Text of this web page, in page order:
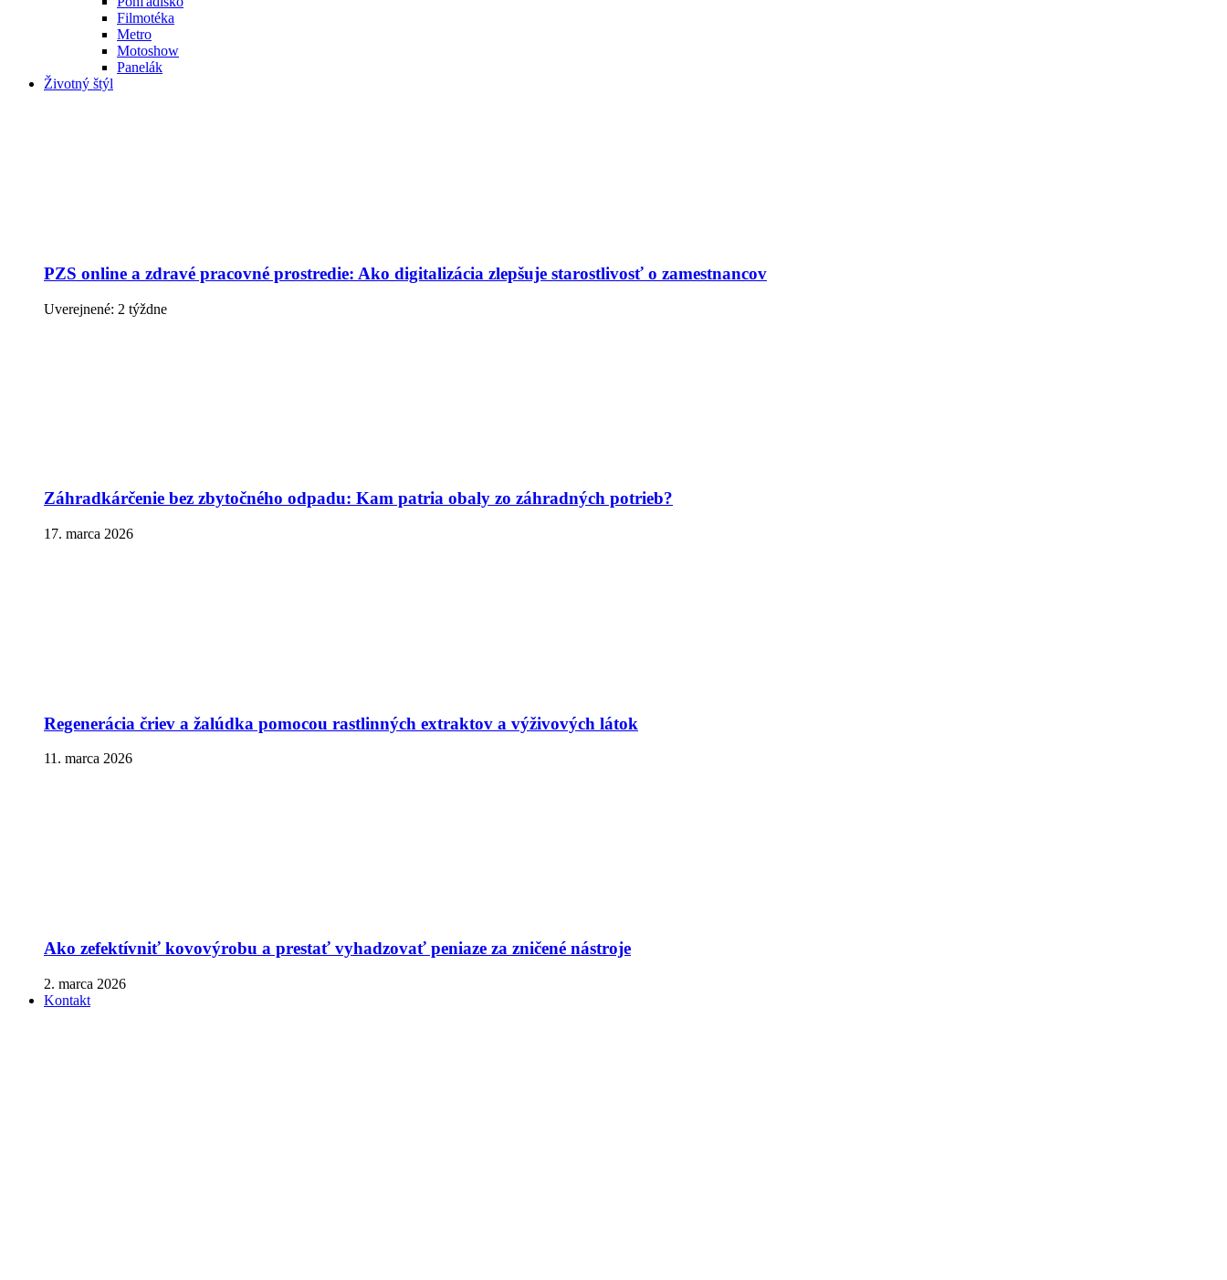
Filmotéka
Metro
Motoshow
Panelák
Životný štýl
PZS online a zdravé pracovné prostredie: Ako digitalizácia zlepšuje starostlivosť o zamestnancov
Uverejnené: 2 týždne
Záhradkárčenie bez zbytočného odpadu: Kam patria obaly zo záhradných potrieb?
17. marca 2026
Regenerácia čriev a žalúdka pomocou rastlinných extraktov a výživových látok
11. marca 2026
Ako zefektívniť kovovýrobu a prestať vyhadzovať peniaze za zničené nástroje
2. marca 2026
Kontakt